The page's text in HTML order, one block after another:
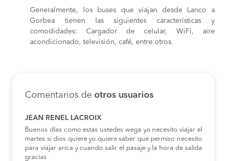
Generalmente, los buses que viajan desde Lanco a
Gorbea tienen las siguientes características y
comodidades: Cargador de celular, WiFi, aire
acondicionado, televisión, café, entre otros.
Comentarios de otros usuarios
JEAN RENEL LACROIX
Buenos días como estas ustedes wega yo necesito viajar el
martes si dios quiere yo quiere saber que permiso necesito
para viajar arica y cuando salir el pasaje y la hora de salida
gracias